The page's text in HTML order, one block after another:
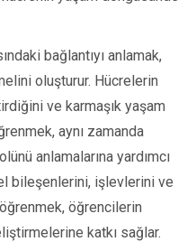
bağlantıyı anlamak,
oluşturur. Hücrelerin
ve karmaşık yaşam
aynı zamanda
anlamalarına yardımcı
bileşenlerini, işlevlerini ve
öğrencilerin
katkı sağlar.